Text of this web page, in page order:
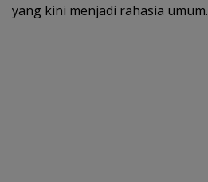
yang kini menjadi rahasia umum.